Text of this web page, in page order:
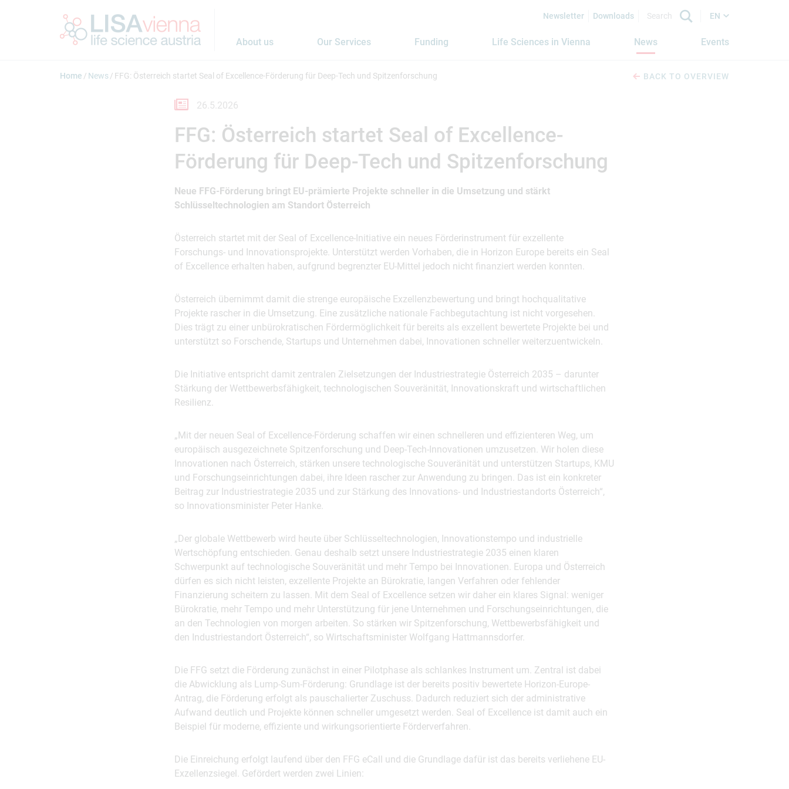
Newsletter Downloads EN
About us Our Services Funding Life Sciences in Vienna News Events
Home News FFG: Österreich startet Seal of Excellence-Förderung für Deep-Tech und Spitzenforschung BACK TO OVERVIEW
26.5.2026
FFG: Österreich startet Seal of Excellence-
Förderung für Deep-Tech und Spitzenforschung
Neue FFG-Förderung bringt EU-prämierte Projekte schneller in die Umsetzung und stärkt
Schlüsseltechnologien am Standort Österreich
Österreich startet mit der Seal of Excellence-Initiative ein neues Förderinstrument für exzellente
Forschungs- und Innovationsprojekte. Unterstützt werden Vorhaben, die in Horizon Europe bereits ein Seal
of Excellence erhalten haben, aufgrund begrenzter EU-Mittel jedoch nicht finanziert werden konnten.
Österreich übernimmt damit die strenge europäische Exzellenzbewertung und bringt hochqualitative
Projekte rascher in die Umsetzung. Eine zusätzliche nationale Fachbegutachtung ist nicht vorgesehen.
Dies trägt zu einer unbürokratischen Fördermöglichkeit für bereits als exzellent bewertete Projekte bei und
unterstützt so Forschende, Startups und Unternehmen dabei, Innovationen schneller weiterzuentwickeln.
Die Initiative entspricht damit zentralen Zielsetzungen der Industriestrategie Österreich 2035 – darunter
Stärkung der Wettbewerbsfähigkeit, technologischen Souveränität, Innovationskraft und wirtschaftlichen
Resilienz.
„Mit der neuen Seal of Excellence-Förderung schaffen wir einen schnelleren und effizienteren Weg, um
europäisch ausgezeichnete Spitzenforschung und Deep-Tech-Innovationen umzusetzen. Wir holen diese
Innovationen nach Österreich, stärken unsere technologische Souveränität und unterstützen Startups, KMU
und Forschungseinrichtungen dabei, ihre Ideen rascher zur Anwendung zu bringen. Das ist ein konkreter
Beitrag zur Industriestrategie 2035 und zur Stärkung des Innovations- und Industriestandorts Österreich“,
so Innovationsminister Peter Hanke.
„Der globale Wettbewerb wird heute über Schlüsseltechnologien, Innovationstempo und industrielle
Wertschöpfung entschieden. Genau deshalb setzt unsere Industriestrategie 2035 einen klaren
Schwerpunkt auf technologische Souveränität und mehr Tempo bei Innovationen. Europa und Österreich
dürfen es sich nicht leisten, exzellente Projekte an Bürokratie, langen Verfahren oder fehlender
Finanzierung scheitern zu lassen. Mit dem Seal of Excellence setzen wir daher ein klares Signal: weniger
Bürokratie, mehr Tempo und mehr Unterstützung für jene Unternehmen und Forschungseinrichtungen, die
an den Technologien von morgen arbeiten. So stärken wir Spitzenforschung, Wettbewerbsfähigkeit und
den Industriestandort Österreich“, so Wirtschaftsminister Wolfgang Hattmannsdorfer.
Die FFG setzt die Förderung zunächst in einer Pilotphase als schlankes Instrument um. Zentral ist dabei
die Abwicklung als Lump-Sum-Förderung: Grundlage ist der bereits positiv bewertete Horizon-Europe-
Antrag, die Förderung erfolgt als pauschalierter Zuschuss. Dadurch reduziert sich der administrative
Aufwand deutlich und Projekte können schneller umgesetzt werden. Seal of Excellence ist damit auch ein
Beispiel für moderne, effiziente und wirkungsorientierte Förderverfahren.
Die Einreichung erfolgt laufend über den FFG eCall und die Grundlage dafür ist das bereits verliehene EU-
Exzellenzsiegel. Gefördert werden zwei Linien: